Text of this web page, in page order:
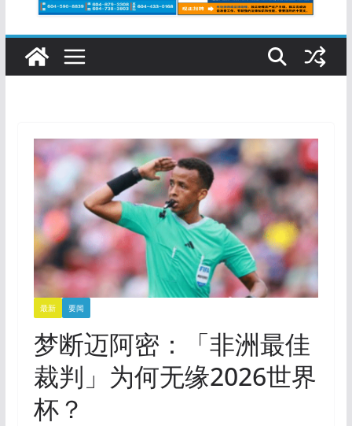
最新 要闻
梦断迈阿密：「非洲最佳
裁判」为何无缘2026世界
杯？